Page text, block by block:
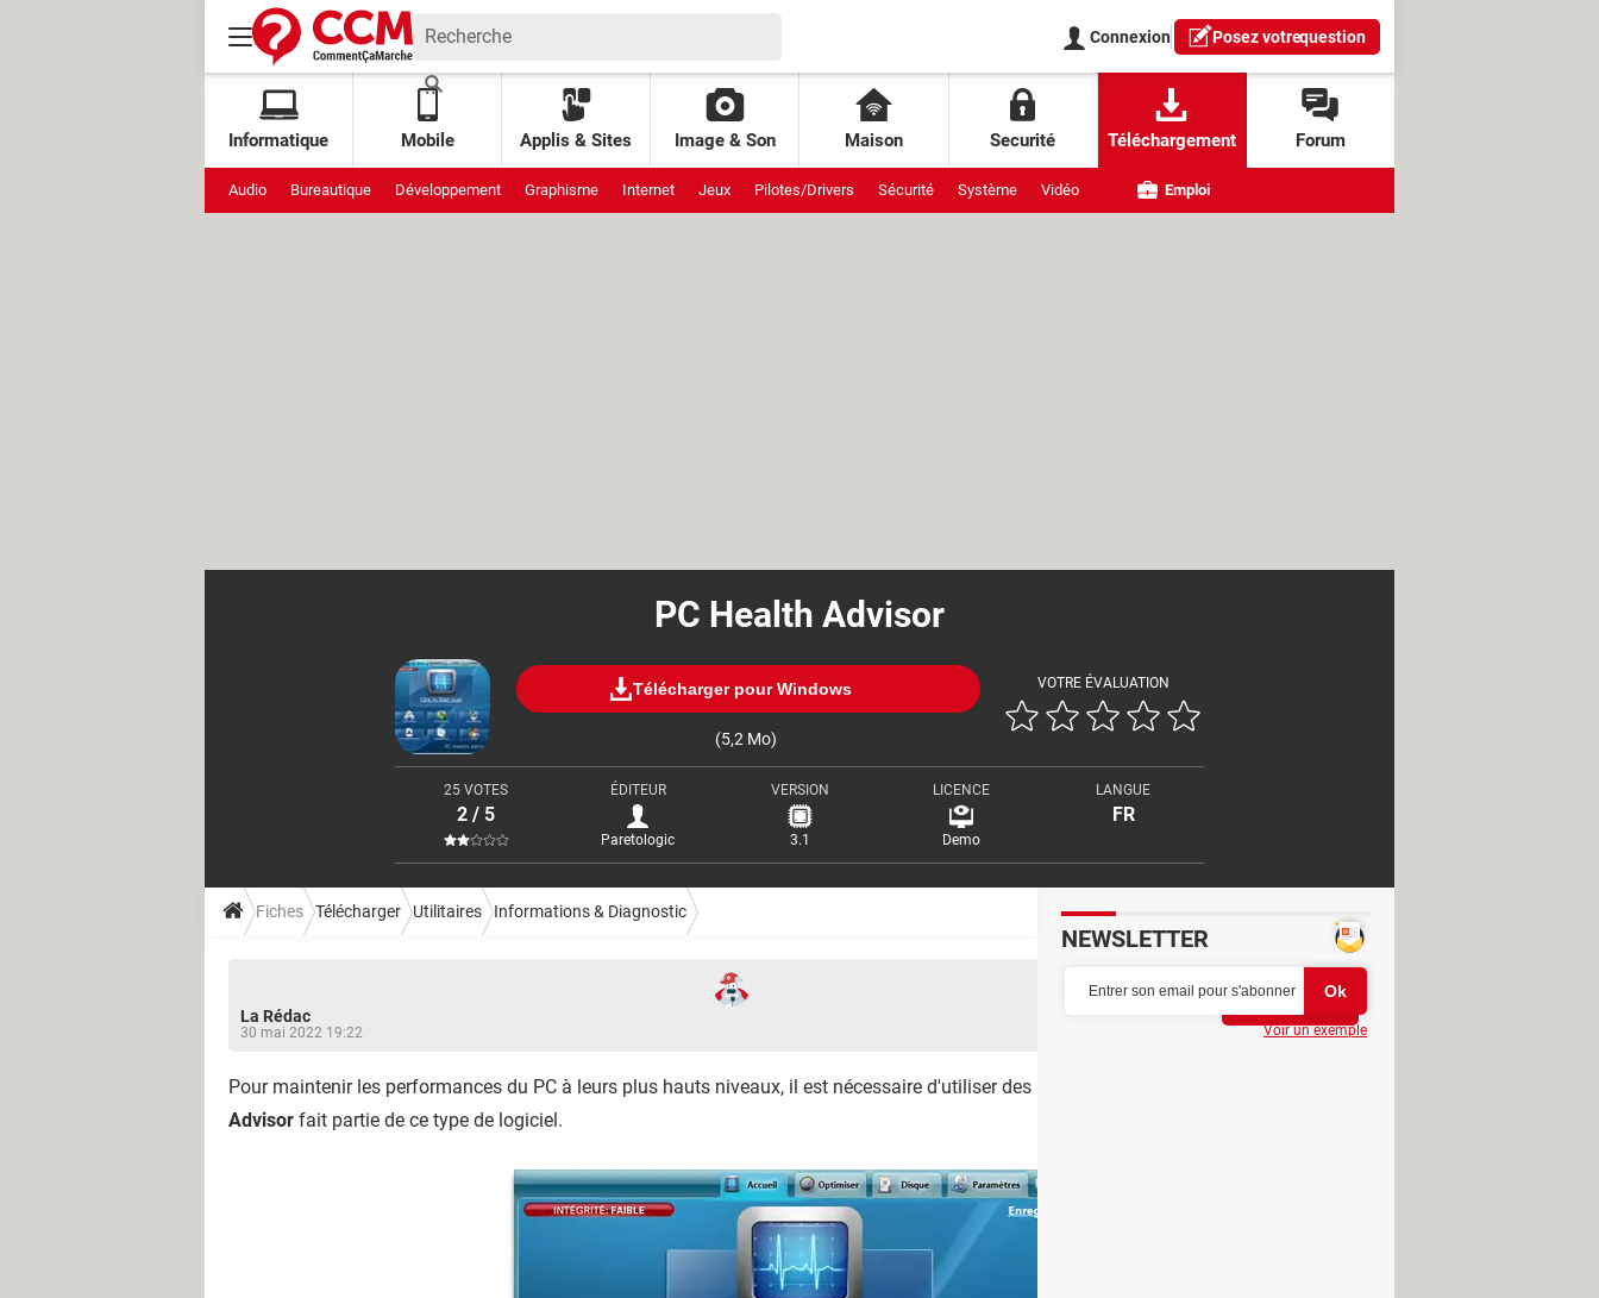
Connexion Posez votrequestion
Informatique Mobile Applis & Sites Image & Son Maison Securité Téléchargement Forum
Audio Bureautique Développement Graphisme Internet Jeux Pilotes/Drivers Sécurité Système Vidéo Emploi
PC Health Advisor
Télécharger pour Windows
(5,2 Mo)
VOTRE ÉVALUATION
25 VOTES
2 / 5
ÉDITEUR
Paretologic
VERSION
3.1
LICENCE
Demo
LANGUE
FR
Fiches Télécharger Utilitaires Informations & Diagnostic
La Rédac
30 mai 2022 19:22
Pour maintenir les performances du PC à leurs plus hauts niveaux, il est nécessaire d'utiliser des programmes spéciaux.
Advisor fait partie de ce type de logiciel.
NEWSLETTER
Voir un exemple